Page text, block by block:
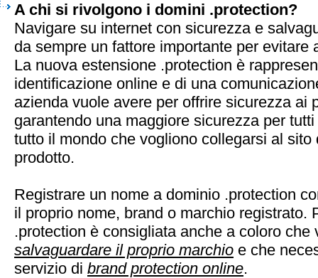
A chi si rivolgono i domini .protection?
Navigare su internet con sicurezza e
da sempre un fattore importante per evitare
La nuova estensione .protection è
identificazione online e di una
azienda vuole avere per offrire sicurezza ai
garantendo una maggiore sicurezza per
tutto il mondo che vogliono collegarsi al sito
prodotto.
Registrare un nome a dominio .protection
il proprio nome, brand o marchio registrato.
.protection è consigliata anche a coloro che
salvaguardare il proprio marchio e che
servizio di brand protection online.